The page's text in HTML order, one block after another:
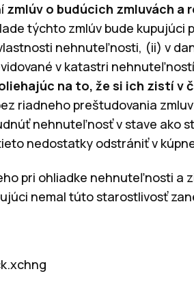
zmlúv o budúcich zmluvách a
týchto zmlúv bude kupujúci
nehnuteľnosti, (ii) v
v katastri
na to, že si ich zistí v
riadneho preštudovania
nehnuteľnosť v stave ako
nedostatky odstrániť v
pri ohliadke nehnuteľnosti a
nemal túto starostlivosť